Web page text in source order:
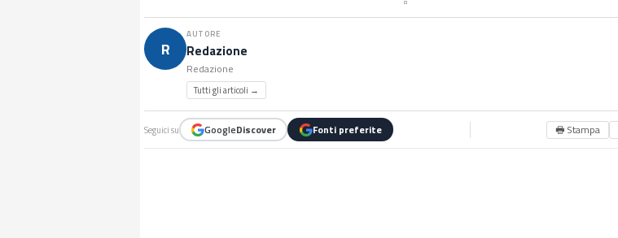
R
AUTORE
Redazione
Redazione
Tutti gli articoli →
Seguici su GoogleDiscover Fonti preferite 🖶 Stampa